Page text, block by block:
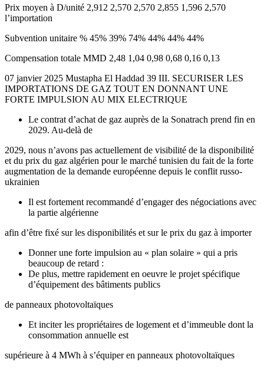
Prix moyen à D/unité 2,912 2,570 2,570 2,855 1,596 2,570
l’importation
Subvention unitaire % 45% 39% 74% 44% 44% 44%
Compensation totale MMD 2,48 1,04 0,98 0,68 0,16 0,13
07 janvier 2025 Mustapha El Haddad 39 III. SECURISER LES
IMPORTATIONS DE GAZ TOUT EN DONNANT UNE
FORTE IMPULSION AU MIX ELECTRIQUE
Le contrat d’achat de gaz auprès de la Sonatrach prend fin en
2029. Au-delà de
2029, nous n’avons pas actuellement de visibilité de la disponibilité
et du prix du gaz algérien pour le marché tunisien du fait de la forte
augmentation de la demande européenne depuis le conflit russo-
ukrainien
Il est fortement recommandé d’engager des négociations avec
la partie algérienne
afin d’être fixé sur les disponibilités et sur le prix du gaz à importer
Donner une forte impulsion au « plan solaire » qui a pris
beaucoup de retard :
De plus, mettre rapidement en oeuvre le projet spécifique
d’équipement des bâtiments publics
de panneaux photovoltaïques
Et inciter les propriétaires de logement et d’immeuble dont la
consommation annuelle est
supérieure à 4 MWh à s’équiper en panneaux photovoltaïques